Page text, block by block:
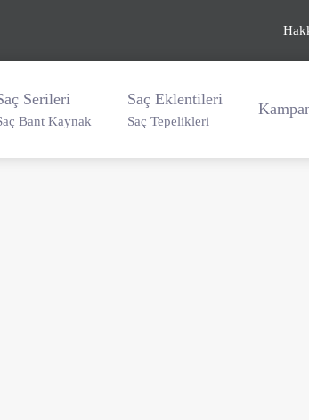
Serileri
Bant Kaynak
Saç Eklentileri
Saç Tepelikleri